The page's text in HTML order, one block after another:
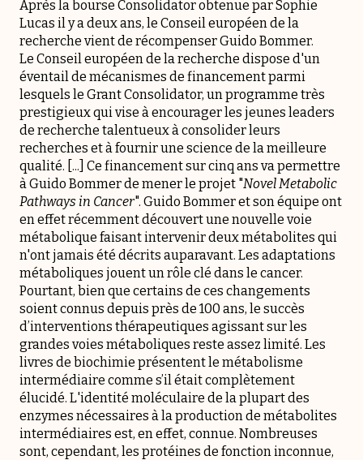
Après la bourse Consolidator obtenue parSophie
Lucas il y a deux ans, le Conseil européen de la
recherche vient de récompenser Guido Bommer.
Le Conseil européen de la recherche dispose d'un
éventail de mécanismes de financement parmi
lesquels le Grant Consolidator, un programme très
prestigieux qui vise à encourager les jeunes leaders
de recherche talentueux à consolider leurs
recherches et à fournir une science de la meilleure
qualité. [...] Ce financement sur cinq ans va permettre
à Guido Bommer de mener le projet "Novel Metabolic
Pathways in Cancer". Guido Bommer et son équipe ont
en effet récemment découvert une nouvelle voie
métabolique faisant intervenir deux métabolites qui
n'ont jamais été décrits auparavant. Les adaptations
métaboliques jouent un rôle clé dans le cancer.
Pourtant, bien que certains de ces changements
soient connus depuis près de 100 ans, le succès
d’interventions thérapeutiques agissant sur les
grandes voies métaboliques reste assez limité. Les
livres de biochimie présentent le métabolisme
intermédiaire comme s’il était complètement
élucidé. L'identité moléculaire de la plupart des
enzymes nécessaires à la production de métabolites
intermédiaires est, en effet, connue. Nombreuses
sont, cependant, les protéines de fonction inconnue,